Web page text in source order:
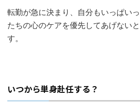
転勤が急に決まり、自分もいっぱい
たちの心のケアを優先してあげない
す。
いつから単身赴任する？